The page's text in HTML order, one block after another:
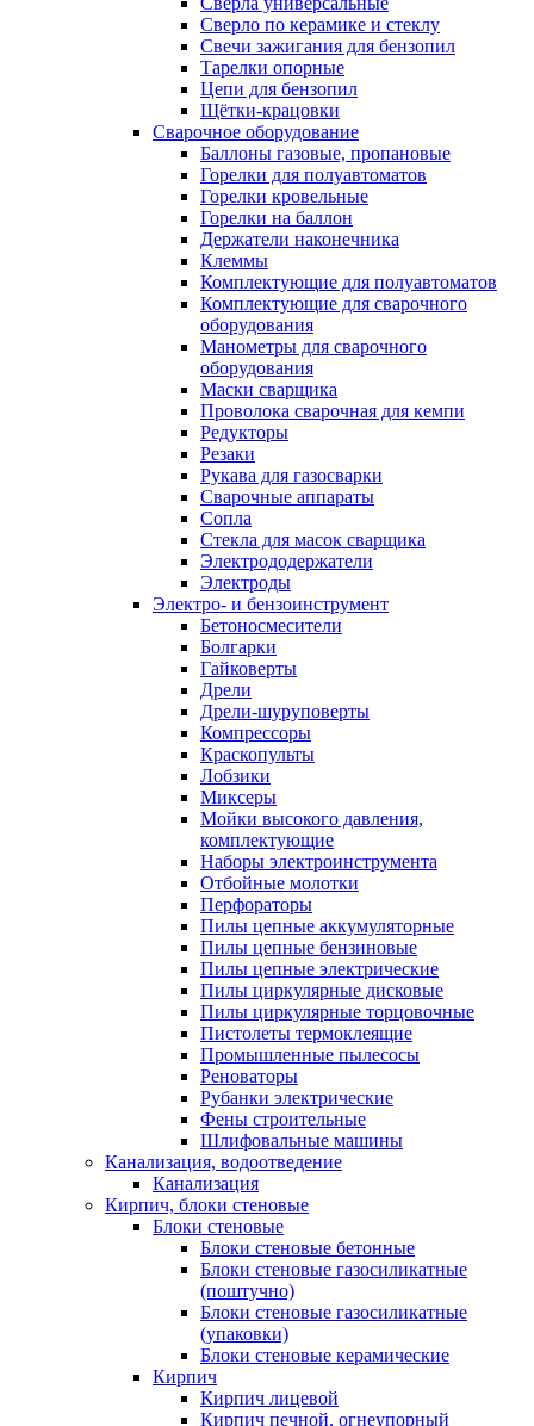
Сверло по керамике и стеклу
Свечи зажигания для бензопил
Тарелки опорные
Цепи для бензопил
Щётки-крацовки
Сварочное оборудование
Баллоны газовые, пропановые
Горелки для полуавтоматов
Горелки кровельные
Горелки на баллон
Держатели наконечника
Клеммы
Комплектующие для полуавтоматов
Комплектующие для сварочного
оборудования
Манометры для сварочного
оборудования
Маски сварщика
Проволока сварочная для кемпи
Редукторы
Резаки
Рукава для газосварки
Сварочные аппараты
Сопла
Стекла для масок сварщика
Электрододержатели
Электроды
Электро- и бензоинструмент
Бетоносмесители
Болгарки
Гайковерты
Дрели
Дрели-шуруповерты
Компрессоры
Краскопульты
Лобзики
Миксеры
Мойки высокого давления,
комплектующие
Наборы электроинструмента
Отбойные молотки
Перфораторы
Пилы цепные аккумуляторные
Пилы цепные бензиновые
Пилы цепные электрические
Пилы циркулярные дисковые
Пилы циркулярные торцовочные
Пистолеты термоклеящие
Промышленные пылесосы
Реноваторы
Рубанки электрические
Фены строительные
Шлифовальные машины
Канализация, водоотведение
Канализация
Кирпич, блоки стеновые
Блоки стеновые
Блоки стеновые бетонные
Блоки стеновые газосиликатные
(поштучно)
Блоки стеновые газосиликатные
(упаковки)
Блоки стеновые керамические
Кирпич
Кирпич лицевой
Кирпич печной, огнеупорный